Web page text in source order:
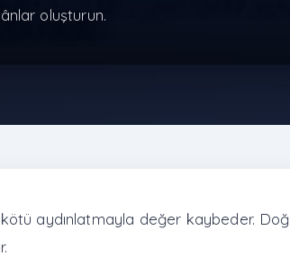
oluşturun.
aydınlatmayla değer kaybeder.